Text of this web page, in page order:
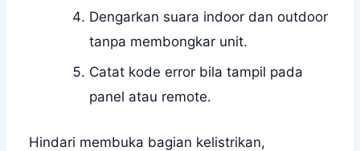
Dengarkan suara indoor dan outdoor
tanpa membongkar unit.
Catat kode error bila tampil pada
panel atau remote.
Hindari membuka bagian kelistrikan,